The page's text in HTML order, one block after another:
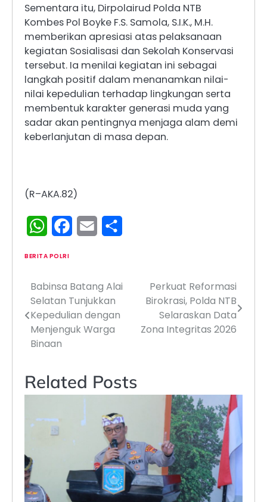
Sementara itu, Dirpolairud Polda NTB
Kombes Pol Boyke F.S. Samola, S.I.K., M.H.
memberikan apresiasi atas pelaksanaan
kegiatan Sosialisasi dan Sekolah Konservasi
tersebut. Ia menilai kegiatan ini sebagai
langkah positif dalam menanamkan nilai-
nilai kepedulian terhadap lingkungan serta
membentuk karakter generasi muda yang
sadar akan pentingnya menjaga alam demi
keberlanjutan di masa depan.
(R–AKA.82)
WhatsAppFacebook
Email
BERITA POLRI
Navigasi
pos
Babinsa Batang Alai
Selatan Tunjukkan
Kepedulian dengan
Menjenguk Warga
Binaan
Perkuat Reformasi
Birokrasi, Polda NTB
Selaraskan Data
Zona Integritas 2026
Related Posts